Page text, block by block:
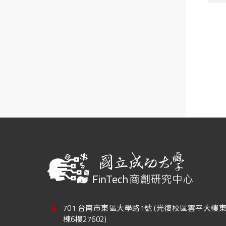
701 台南市東區大學路1號 (光復校區雲平大樓
棟6樓27602)